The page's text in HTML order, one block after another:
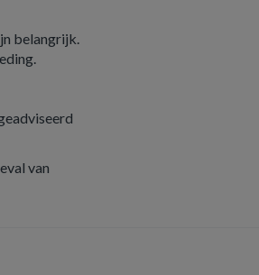
belangrijk.
van